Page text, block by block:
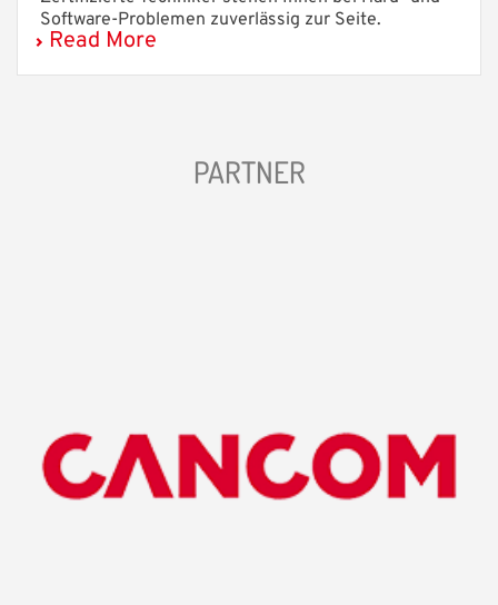
Software-Problemen zuverlässig zur Seite.
Read More
PARTNER